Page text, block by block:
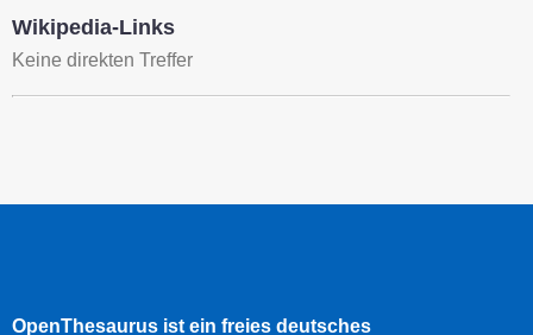
Wikipedia-Links
Keine direkten Treffer
OpenThesaurus ist ein freies deutsches